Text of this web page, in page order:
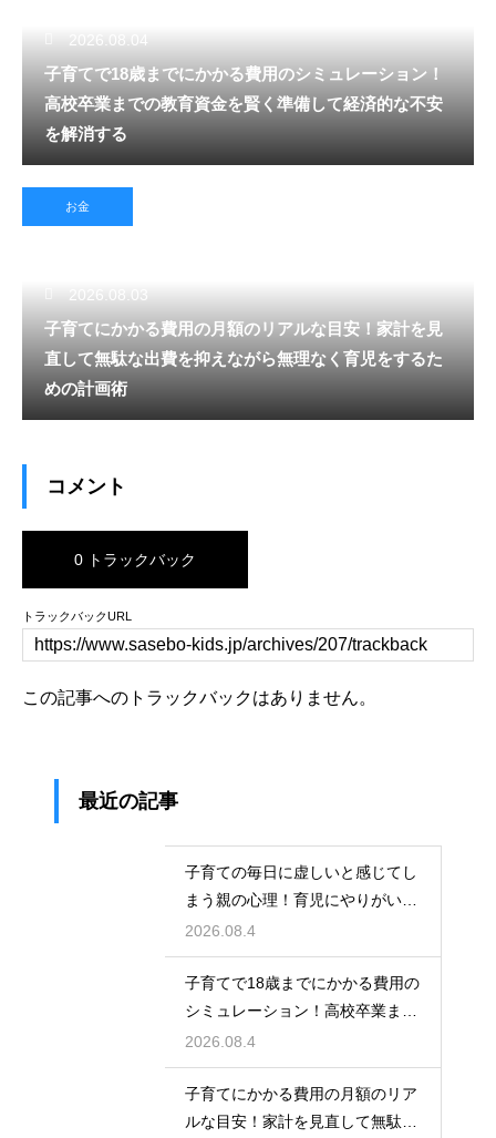
2026.08.04
子育てで18歳までにかかる費用のシミュレーション！
高校卒業までの教育資金を賢く準備して経済的な不安
を解消する
お金
2026.08.03
子育てにかかる費用の月額のリアルな目安！家計を見
直して無駄な出費を抑えながら無理なく育児をするた
めの計画術
コメント
0 トラックバック
トラックバックURL
この記事へのトラックバックはありません。
最近の記事
子育ての毎日に虚しいと感じてし
まう親の心理！育児にやりがいを
見出して自分自身の人生も豊かに
生きるための考え方
2026.08.4
子育てで18歳までにかかる費用の
シミュレーション！高校卒業まで
の教育資金を賢く準備して経済的
な不安を解消する
2026.08.4
子育てにかかる費用の月額のリア
ルな目安！家計を見直して無駄な